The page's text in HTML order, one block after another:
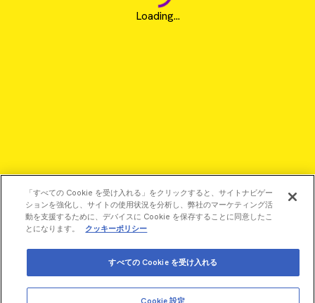
Loading...
©2026 Revvity - All rights reserved
Revvity is a trademark of Revvity, Inc. All other trademarks are
「すべての Cookie を受け入れる」をクリックすると、サイトナビゲー
ションを強化し、サイトの使用状況を分析し、弊社のマーケティング活
動を支援するために、デバイスに Cookie を保存することに同意したこ
とになります。
クッキーポリシー
Cookie 設定
すべての Cookie を受け入れる